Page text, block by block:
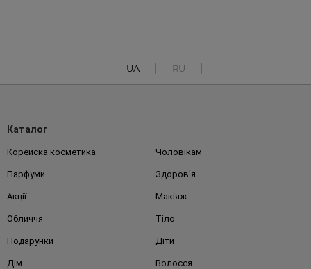
UA RU
Каталог
Корейска косметика Чоловікам
Парфуми Здоров'я
Акції Макіяж
Обличчя Тіло
Подарунки Діти
Дім Волосся